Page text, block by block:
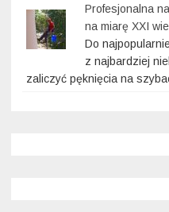
Profesjonalna
na miarę XXI
Do
z najbardziej
zaliczyć pęknięcia na